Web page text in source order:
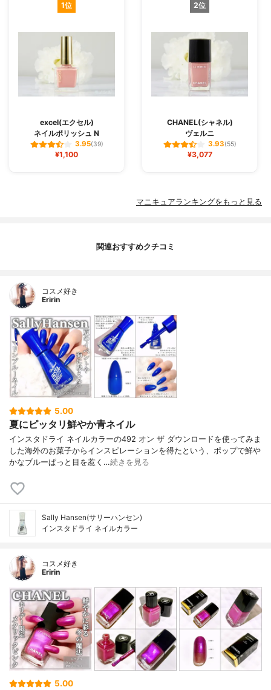
1位
excel(エクセル)
ネイルポリッシュ N
3.95(39)
¥1,100
2位
CHANEL(シャネル)
ヴェルニ
3.93(55)
¥3,077
マニキュアランキングをもっと見る
関連おすすめクチコミ
コスメ好き
Eririn
5.00
夏にピッタリ鮮やか青ネイル
インスタドライ ネイルカラーの492 オン ザ ダウンロードを使ってみま
した海外のお菓子からインスピレーションを得たという、ポップで鮮や
かなブルーぱっと目を惹く…続きを見る
Sally Hansen(サリーハンセン)
インスタドライ ネイルカラー
コスメ好き
Eririn
5.00